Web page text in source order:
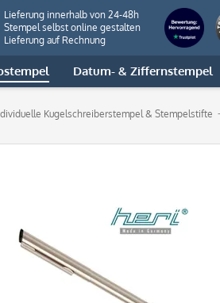
Lieferung innerhalb von 24-48h
Stempel selbst online gestalten
Lieferung auf Rechnung
Datum- & Ziffernstempel
Kugelschreiberstempel & Stempelstifte